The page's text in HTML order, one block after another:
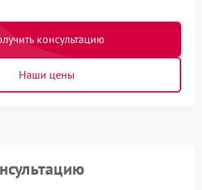
консультацию
Наши цены